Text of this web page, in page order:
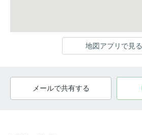
地図アプリで見る
メールで共有する